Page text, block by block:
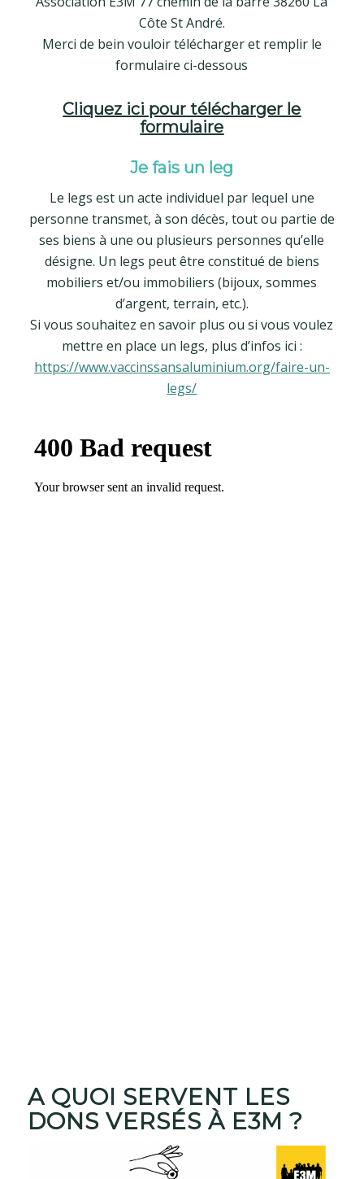
Côte St André.
Merci de bein vouloir télécharger et remplir le
formulaire ci-dessous
Cliquez ici pour télécharger le
formulaire
Je fais un leg
Le legs est un acte individuel par lequel une
personne transmet, à son décès, tout ou partie de
ses biens à une ou plusieurs personnes qu’elle
désigne. Un legs peut être constitué de biens
mobiliers et/ou immobiliers (bijoux, sommes
d’argent, terrain, etc.).
Si vous souhaitez en savoir plus ou si vous voulez
mettre en place un legs, plus d’infos ici :
https://www.vaccinssansaluminium.org/faire-un-
legs/
A QUOI SERVENT LES
DONS VERSÉS À E3M ?